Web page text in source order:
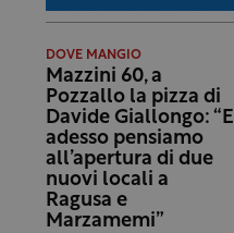
DOVE MANGIO
Mazzini 60, a
Pozzallo la pizza di
Davide Giallongo: “E
adesso pensiamo
all’apertura di due
nuovi locali a
Ragusa e
Marzamemi”